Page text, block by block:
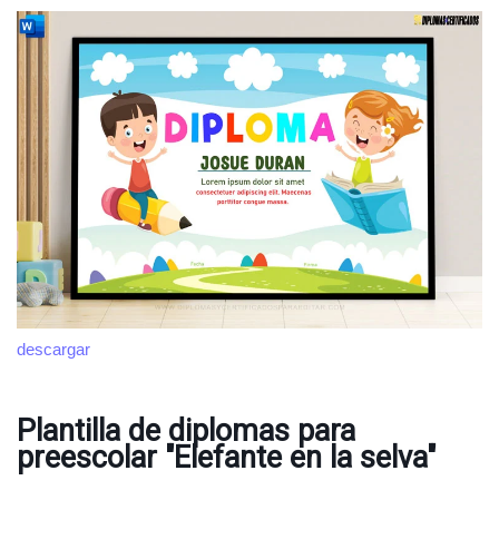
descargar
Plantilla de diplomas para
preescolar "Elefante en la selva"